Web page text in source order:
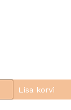
Lisa korvi